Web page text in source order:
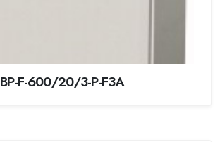
BP-F-600/20/3-P-F3A